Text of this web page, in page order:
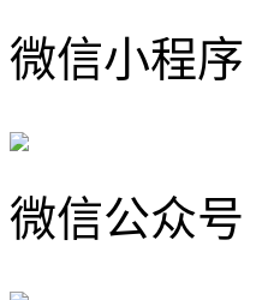
微信小程序
微信公众号